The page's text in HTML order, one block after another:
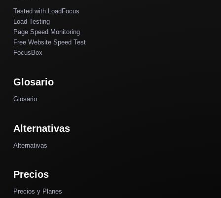
Tested with LoadFocus
Load Testing
Page Speed Monitoring
Free Website Speed Test
FocusBox
Glosario
Glosario
Alternativas
Alternativas
Precios
Precios y Planes